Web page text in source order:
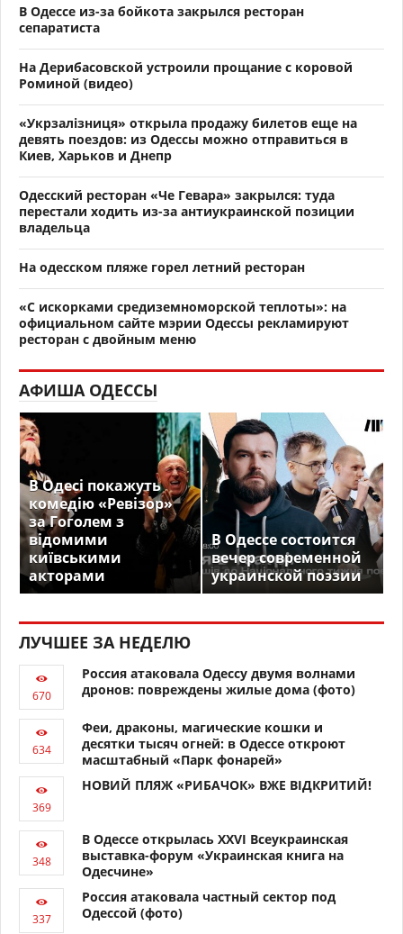
В Одессе из-за бойкота закрылся ресторан
сепаратиста
На Дерибасовской устроили прощание с коровой
Роминой (видео)
«Укрзалізниця» открыла продажу билетов еще на
девять поездов: из Одессы можно отправиться в
Киев, Харьков и Днепр
Одесский ресторан «Че Гевара» закрылся: туда
перестали ходить из-за антиукраинской позиции
владельца
На одесском пляже горел летний ресторан
«С искорками средиземноморской теплоты»: на
официальном сайте мэрии Одессы рекламируют
ресторан с двойным меню
АФИША ОДЕССЫ
В Одесі покажуть
комедію «Ревізор»
за Гоголем з
відомими
київськими
акторами
В Одессе состоится
вечер современной
украинской поэзии
ЛУЧШЕЕ ЗА НЕДЕЛЮ
Россия атаковала Одессу двумя волнами
дронов: повреждены жилые дома (фото)
Феи, драконы, магические кошки и
десятки тысяч огней: в Одессе откроют
масштабный «Парк фонарей»
НОВИЙ ПЛЯЖ «РИБАЧОК» ВЖЕ ВІДКРИТИЙ!
В Одессе открылась XXVI Всеукраинская
выставка-форум «Украинская книга на
Одесчине»
Россия атаковала частный сектор под
Одессой (фото)